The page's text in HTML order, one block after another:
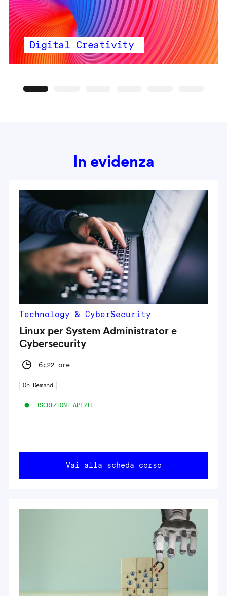
Digital Creativity
In evidenza
Technology & CyberSecurity
Linux per System Administrator e
Cybersecurity
6:22 ore
On Demand
ISCRIZIONI APERTE
Vai alla scheda corso